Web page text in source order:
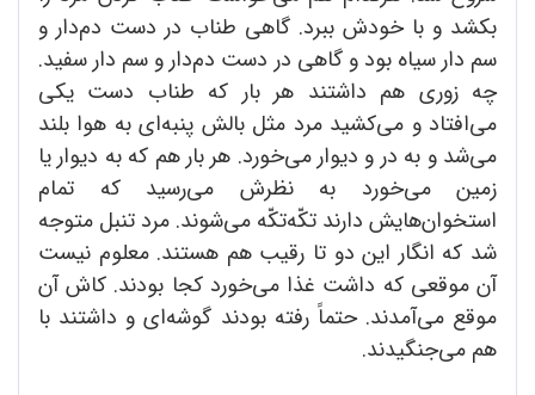
بکشد و با خودش ببرد. گاهی طناب در دست دم‌دار و
سم دار سیاه بود و گاهی در دست دم‌دار و سم دار سفید.
چه زوری هم داشتند هر بار که طناب دست یکی
می‌افتاد و می‌کشید مرد مثل بالش پنبه‌ای به هوا بلند
می‌شد و به در و دیوار می‌خورد. هر بار هم که به دیوار یا
زمین می‌خورد به نظرش می‌رسید که تمام
استخوان‌هایش دارند تکّه‌تکّه می‌شوند. مرد تنبل متوجه
شد که انگار این دو تا رقیب هم هستند. معلوم نیست
آن موقعی که داشت غذا می‌خورد کجا بودند. کاش آن
موقع می‌آمدند. حتماً رفته بودند گوشه‌ای و داشتند با
هم می‌جنگیدند.